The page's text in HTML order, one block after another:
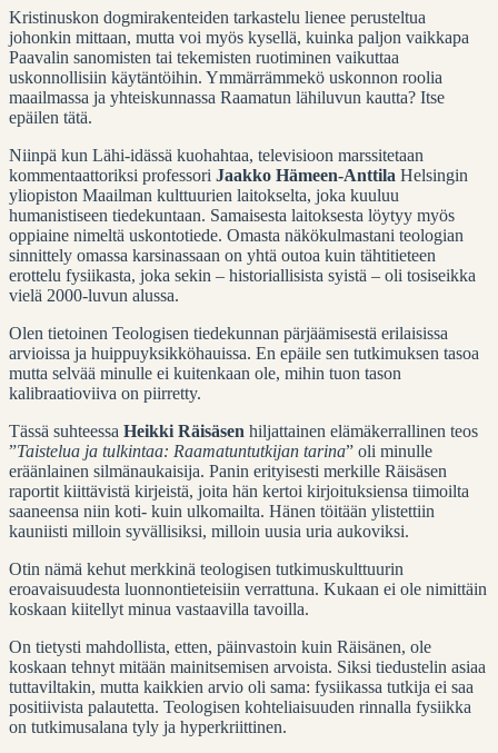
Kristinuskon dogmirakenteiden tarkastelu lienee perusteltua
johonkin mittaan, mutta voi myös kysellä, kuinka paljon vaikkapa
Paavalin sanomisten tai tekemisten ruotiminen vaikuttaa
uskonnollisiin käytäntöihin. Ymmärrämmekö uskonnon roolia
maailmassa ja yhteiskunnassa Raamatun lähiluvun kautta? Itse
epäilen tätä.
Niinpä kun Lähi-idässä kuohahtaa, televisioon marssitetaan
kommentaattoriksi professori Jaakko Hämeen-Anttila Helsingin
yliopiston Maailman kulttuurien laitokselta, joka kuuluu
humanistiseen tiedekuntaan. Samaisesta laitoksesta löytyy myös
oppiaine nimeltä uskontotiede. Omasta näkökulmastani teologian
sinnittely omassa karsinassaan on yhtä outoa kuin tähtitieteen
erottelu fysiikasta, joka sekin – historiallisista syistä – oli tosiseikka
vielä 2000-luvun alussa.
Olen tietoinen Teologisen tiedekunnan pärjäämisestä erilaisissa
arvioissa ja huippuyksikköhauissa. En epäile sen tutkimuksen tasoa
mutta selvää minulle ei kuitenkaan ole, mihin tuon tason
kalibraatioviiva on piirretty.
Tässä suhteessa Heikki Räisäsen hiljattainen elämäkerrallinen teos
”Taistelua ja tulkintaa: Raamatuntutkijan tarina” oli minulle
eräänlainen silmänaukaisija. Panin erityisesti merkille Räisäsen
raportit kiittävistä kirjeistä, joita hän kertoi kirjoituksiensa tiimoilta
saaneensa niin koti- kuin ulkomailta. Hänen töitään ylistettiin
kauniisti milloin syvällisiksi, milloin uusia uria aukoviksi.
Otin nämä kehut merkkinä teologisen tutkimuskulttuurin
eroavaisuudesta luonnontieteisiin verrattuna. Kukaan ei ole nimittäin
koskaan kiitellyt minua vastaavilla tavoilla.
On tietysti mahdollista, etten, päinvastoin kuin Räisänen, ole
koskaan tehnyt mitään mainitsemisen arvoista. Siksi tiedustelin asiaa
tuttaviltakin, mutta kaikkien arvio oli sama: fysiikassa tutkija ei saa
positiivista palautetta. Teologisen kohteliaisuuden rinnalla fysiikka
on tutkimusalana tyly ja hyperkriittinen.